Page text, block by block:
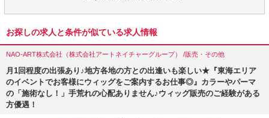
お探しの求人と条件が似ている求人情報
NAO-ART株式会社（株式会社アートネイチャーグループ） /販売・その他
月1回程度の出張あり♪地方各地の方との出逢いも楽しい★『東海エリア
のイベントでお客様にウィッグをご案内するお仕事◎』カラーやパーマ
の「施術なし！」手荒れの心配ありません♪ウィッグ販売のご経験がある
方優遇！